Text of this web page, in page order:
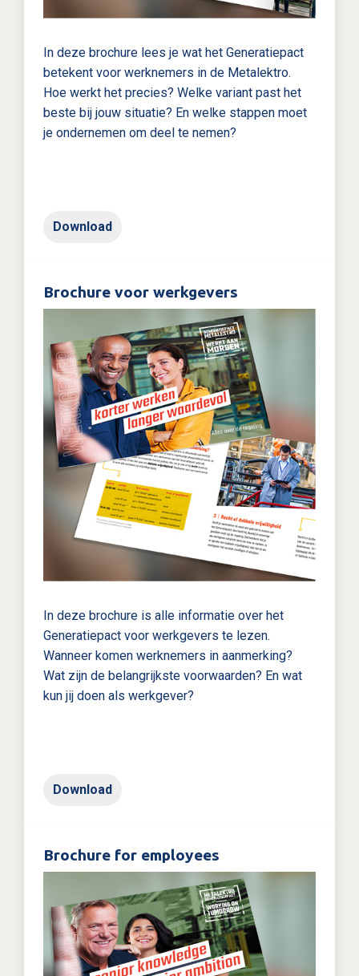
In deze brochure lees je wat het Generatiepact
betekent voor werknemers in de Metalektro.
Hoe werkt het precies? Welke variant past het
beste bij jouw situatie? En welke stappen moet
je ondernemen om deel te nemen?
Download
Brochure voor werkgevers
In deze brochure is alle informatie over het
Generatiepact voor werkgevers te lezen.
Wanneer komen werknemers in aanmerking?
Wat zijn de belangrijkste voorwaarden? En wat
kun jij doen als werkgever?
Download
Brochure for employees